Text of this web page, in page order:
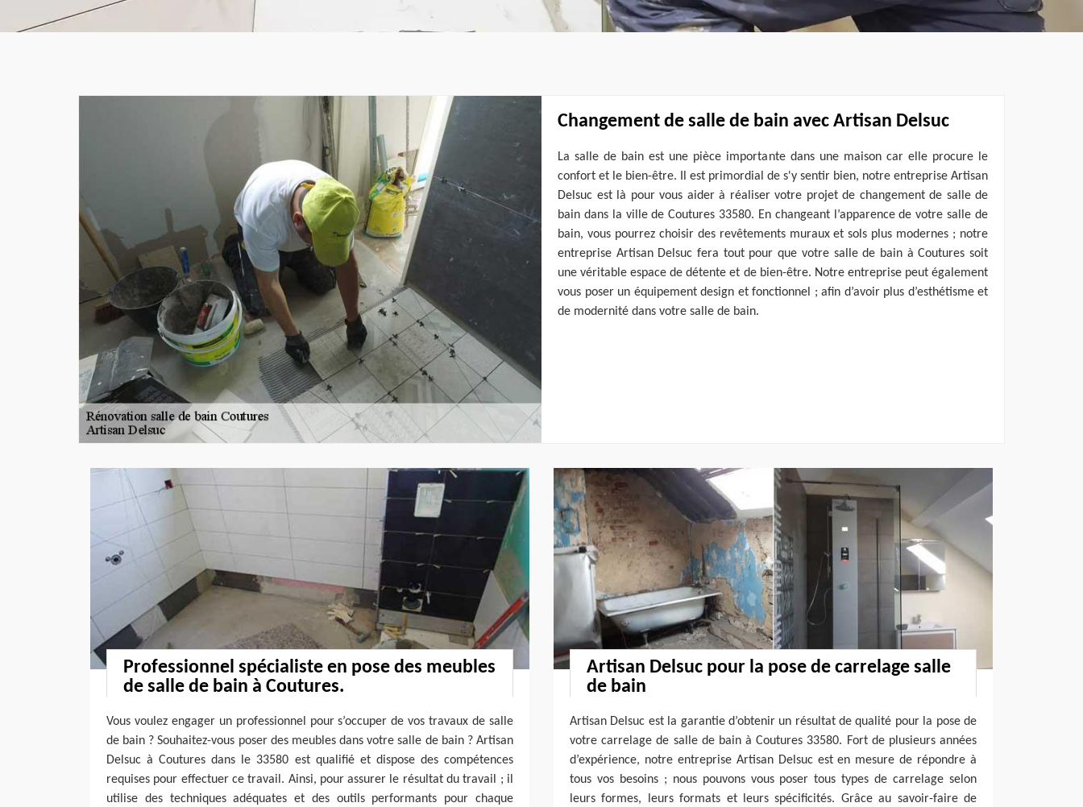
Changement de salle de bain avec Artisan Delsuc
La salle de bain est une pièce importante dans une maison car elle procure le
confort et le bien-être. Il est primordial de s'y sentir bien, notre entreprise Artisan
Delsuc est là pour vous aider à réaliser votre projet de changement de salle de
bain dans la ville de Coutures 33580. En changeant l’apparence de votre salle de
bain, vous pourrez choisir des revêtements muraux et sols plus modernes ; notre
entreprise Artisan Delsuc fera tout pour que votre salle de bain à Coutures soit
une véritable espace de détente et de bien-être. Notre entreprise peut également
vous poser un équipement design et fonctionnel ; afin d’avoir plus d’esthétisme et
de modernité dans votre salle de bain.
Professionnel spécialiste en pose des meubles
de salle de bain à Coutures.
Vous voulez engager un professionnel pour s’occuper de vos travaux de salle
de bain ? Souhaitez-vous poser des meubles dans votre salle de bain ? Artisan
Delsuc à Coutures dans le 33580 est qualifié et dispose des compétences
requises pour effectuer ce travail. Ainsi, pour assurer le résultat du travail ; il
utilise des techniques adéquates et des outils performants pour chaque
Artisan Delsuc pour la pose de carrelage salle
de bain
Artisan Delsuc est la garantie d’obtenir un résultat de qualité pour la pose de
votre carrelage de salle de bain à Coutures 33580. Fort de plusieurs années
d’expérience, notre entreprise Artisan Delsuc est en mesure de répondre à
tous vos besoins ; nous pouvons vous poser tous types de carrelage selon
leurs formes, leurs formats et leurs spécificités. Grâce au savoir-faire de